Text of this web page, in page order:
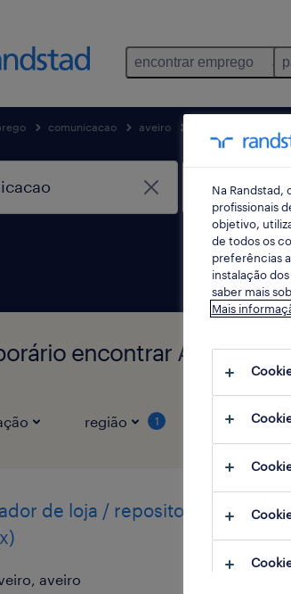
encontrar emprego
comunicacao aveiro
encontrar Aveiro,
região 1 tipo de
de loja / repositor
aveiro
Na Randstad,
profissionais
objetivo,
de todos os
preferências
instalação
saber mais
Mais